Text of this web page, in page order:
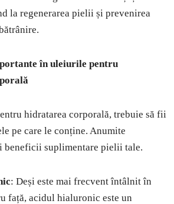
la regenerarea pielii și prevenirea
în uleiurile pentru
hidratarea corporală, trebuie să fii
pe care le conține. Anumite
beneficii suplimentare pielii tale.
: Deși este mai frecvent întâlnit în
față, acidul hialuronic este un